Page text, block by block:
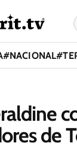
#NACIONAL#
de